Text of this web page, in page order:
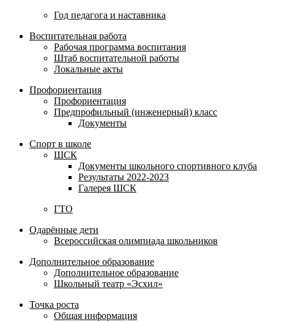
Год педагога и наставника
Воспитательная работа
Рабочая программа воспитания
Штаб воспитательной работы
Локальные акты
Профориентация
Профориентация
Предпрофильный (инженерный) класс
Документы
Спорт в школе
ШСК
Документы школьного спортивного клуба
Результаты 2022-2023
Галерея ШСК
ГТО
Одарённые дети
Всероссийская олимпиада школьников
Дополнительное образование
Дополнительное образование
Школьный театр «Эсхил»
Точка роста
Общая информация